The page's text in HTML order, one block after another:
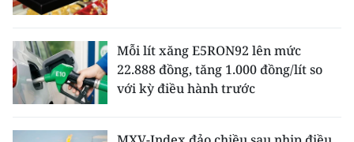
Mỗi lít xăng E5RON92 lên mức
22.888 đồng, tăng 1.000 đồng/lít so
với kỳ điều hành trước